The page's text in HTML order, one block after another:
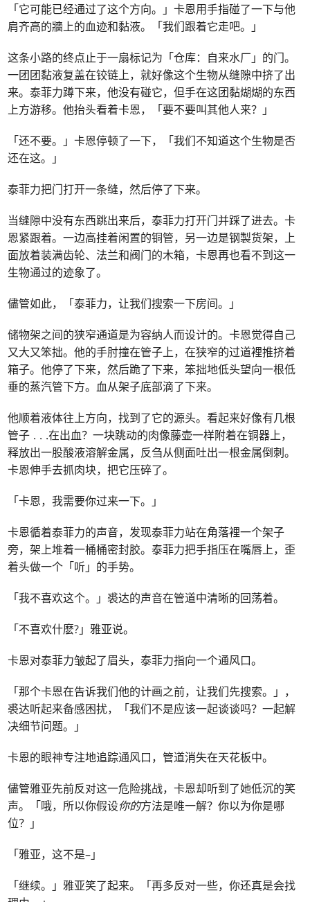
「它可能已经通过了这个方向。」卡恩用手指碰了一下与他
肩齐高的牆上的血迹和黏液。「我们跟着它走吧。」
这条小路的终点止于一扇标记为「仓库：自来水厂」的门。
一团团黏液复盖在铰链上，就好像这个生物从缝隙中挤了出
来。泰菲力蹲下来，他没有碰它，但手在这团黏煳煳的东西
上方游移。他抬头看着卡恩，「要不要叫其他人来？」
「还不要。」卡恩停顿了一下，「我们不知道这个生物是否
还在这。」
泰菲力把门打开一条缝，然后停了下来。
当缝隙中没有东西跳出来后，泰菲力打开门并踩了进去。卡
恩紧跟着。一边高挂着闲置的铜管，另一边是钢製货架，上
面放着装满齿轮、法兰和阀门的木箱，卡恩再也看不到这一
生物通过的迹象了。
儘管如此，「泰菲力，让我们搜索一下房间。」
储物架之间的狭窄通道是为容纳人而设计的。卡恩觉得自己
又大又笨拙。他的手肘撞在管子上，在狭窄的过道裡推挤着
箱子。他停了下来，然后跪了下来，笨拙地低头望向一根低
垂的蒸汽管下方。血从架子底部滴了下来。
他顺着液体往上方向，找到了它的源头。看起来好像有几根
管子 . . .在出血？一块跳动的肉像藤壶一样附着在铜器上，
释放出一股酸液溶解金属，反刍从侧面吐出一根金属倒刺。
卡恩伸手去抓肉块，把它压碎了。
「卡恩，我需要你过来一下。」
卡恩循着泰菲力的声音，发现泰菲力站在角落裡一个架子
旁，架上堆着一桶桶密封胶。泰菲力把手指压在嘴唇上，歪
着头做一个「听」的手势。
「我不喜欢这个。」裘达的声音在管道中清晰的回荡着。
「不喜欢什麽?」雅亚说。
卡恩对泰菲力皱起了眉头，泰菲力指向一个通风口。
「那个卡恩在告诉我们他的计画之前，让我们先搜索。」，
裘达听起来备感困扰，「我们不是应该一起谈谈吗？一起解
决细节问题。」
卡恩的眼神专注地追踪通风口，管道消失在天花板中。
儘管雅亚先前反对这一危险挑战，卡恩却听到了她低沉的笑
声。「哦，所以你假设你的方法是唯一解？你以为你是哪
位？」
「雅亚，这不是–」
「继续。」雅亚笑了起来。「再多反对一些，你还真是会找